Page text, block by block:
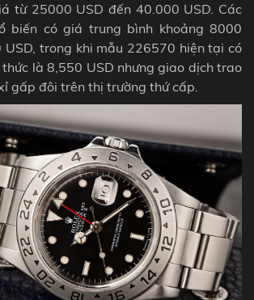
từ 25000 USD đến 40.000 USD. Các
biến có giá trung bình khoảng 8000
USD, trong khi mẫu 226570 hiện tại có
là 8,550 USD nhưng giao dịch trao
gấp đôi trên thị trường thứ cấp.